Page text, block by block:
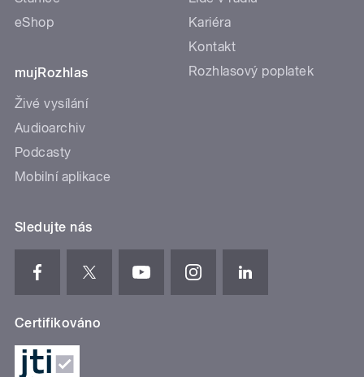
eShop
mujRozhlas
Živé vysílání
Audioarchiv
Podcasty
Mobilní aplikace
Kariéra
Kontakt
Rozhlasový poplatek
Sledujte nás
Certifikováno